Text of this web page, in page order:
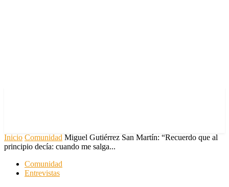
Inicio Comunidad Miguel Gutiérrez San Martín: “Recuerdo que al
principio decía: cuando me salga...
Comunidad
Entrevistas